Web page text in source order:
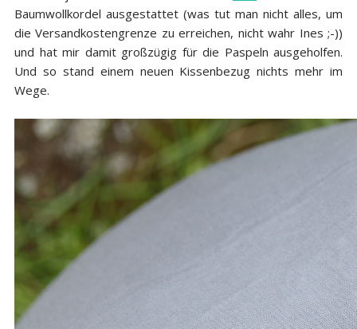
Baumwollkordel ausgestattet (was tut man nicht alles, um
die Versandkostengrenze zu erreichen, nicht wahr Ines ;-))
und hat mir damit großzügig für die Paspeln ausgeholfen.
Und so stand einem neuen Kissenbezug nichts mehr im
Wege.